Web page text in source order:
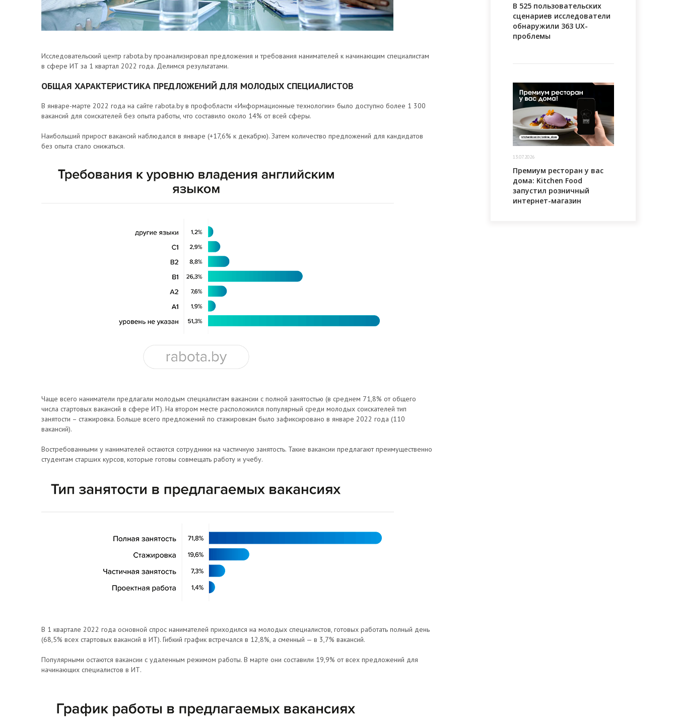
Исследовательский центр rabota.by проанализировал предложения и требования нанимателей к начинающим специалистам
в сфере ИТ за 1 квартал 2022 года. Делимся результатами.
ОБЩАЯ ХАРАКТЕРИСТИКА ПРЕДЛОЖЕНИЙ ДЛЯ МОЛОДЫХ СПЕЦИАЛИСТОВ
В январе-марте 2022 года на сайте rabota.by в профобласти «Информационные технологии» было доступно более 1 300
вакансий для соискателей без опыта работы, что составило около 14% от всей сферы.
Наибольший прирост вакансий наблюдался в январе (+17,6% к декабрю). Затем количество предложений для кандидатов
без опыта стало снижаться.
Чаще всего наниматели предлагали молодым специалистам вакансии с полной занятостью (в среднем 71,8% от общего
числа стартовых вакансий в сфере ИТ). На втором месте расположился популярный среди молодых соискателей тип
занятости – стажировка. Больше всего предложений по стажировкам было зафиксировано в январе 2022 года (110
вакансий).
Востребованными у нанимателей остаются сотрудники на частичную занятость. Такие вакансии предлагают преимущественно
студентам старших курсов, которые готовы совмещать работу и учебу.
В 1 квартале 2022 года основной спрос нанимателей приходился на молодых специалистов, готовых работать полный день
(68,5% всех стартовых вакансий в ИТ). Гибкий график встречался в 12,8%, а сменный — в 3,7% вакансий.
Популярными остаются вакансии с удаленным режимом работы. В марте они составили 19,9% от всех предложений для
начинающих специалистов в ИТ.
В 525 пользовательских
сценариев исследователи
обнаружили 363 UX-
проблемы
13.07.2026
Премиум ресторан у вас
дома: Kitchen Food
запустил розничный
интернет-магазин